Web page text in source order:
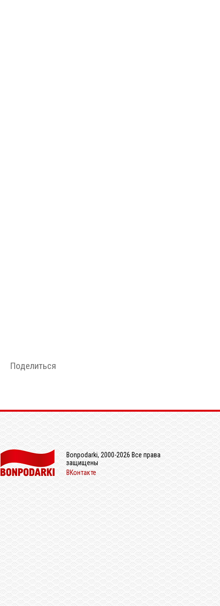
Поделиться
Bonpodarki, 2000-2026 Все права
защищены
ВКонтакте